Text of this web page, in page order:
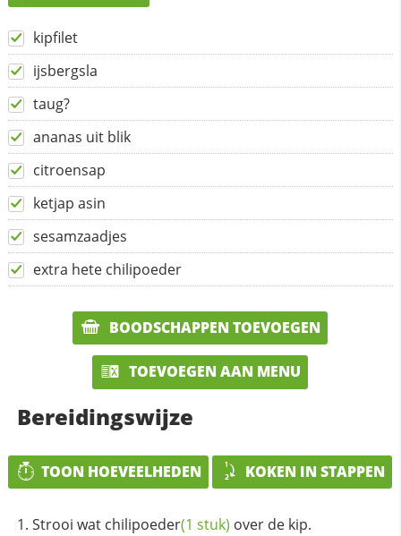
kipfilet
ijsbergsla
taug?
ananas uit blik
citroensap
ketjap asin
sesamzaadjes
extra hete chilipoeder
BOODSCHAPPEN TOEVOEGEN
TOEVOEGEN AAN MENU
Bereidingswijze
TOON HOEVEELHEDEN KOKEN IN STAPPEN
Strooi wat chilipoeder(1 stuk) over de kip.